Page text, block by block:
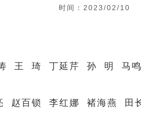
时间：2023/02/10
涛 王 琦 丁延芹 孙 明 马鸣
赵百锁 李红娜 褚海燕 田